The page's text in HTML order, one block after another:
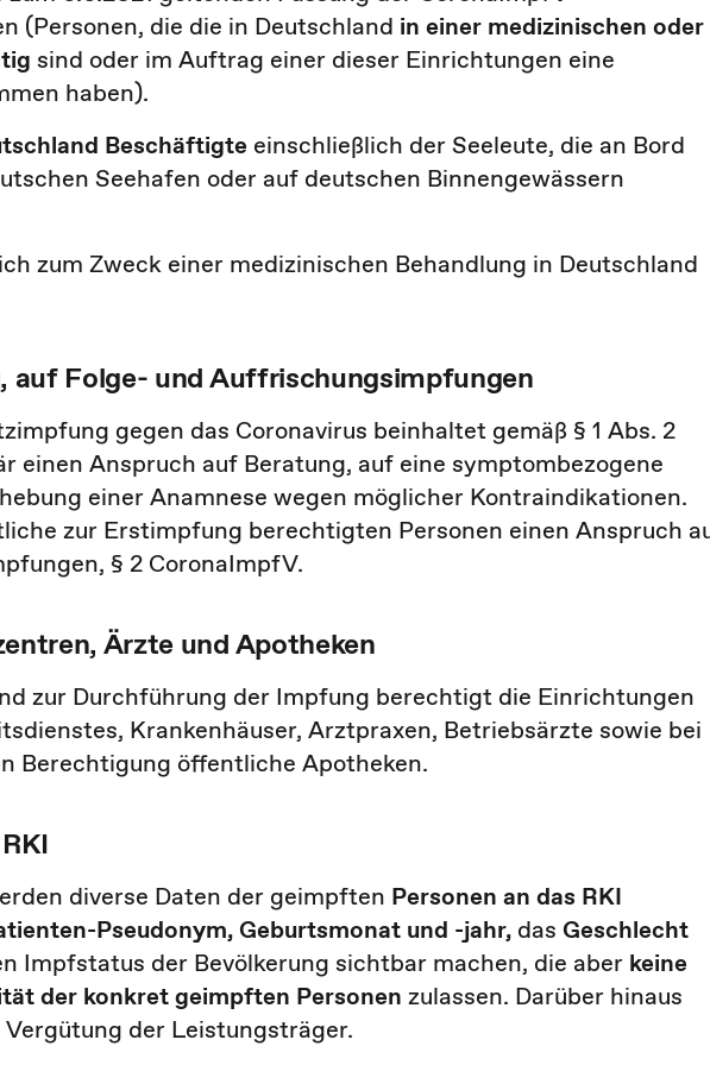
(Personen, die die in Deutschland in einer medizinischen oder
sind oder im Auftrag einer dieser Einrichtungen eine
haben).
Beschäftigte einschließlich der Seeleute, die an Bord
Seehafen oder auf deutschen Binnengewässern
zum Zweck einer medizinischen Behandlung in Deutschland
auf Folge- und Auffrischungsimpfungen
gegen das Coronavirus beinhaltet gemäß § 1 Abs. 2
einen Anspruch auf Beratung, auf eine symptombezogene
einer Anamnese wegen möglicher Kontraindikationen.
zur Erstimpfung berechtigten Personen einen Anspruch
§ 2 CoronaImpfV.
Ärzte und Apotheken
zur Durchführung der Impfung berechtigt die Einrichtungen
Krankenhäuser, Arztpraxen, Betriebsärzte sowie bei
Berechtigung öffentliche Apotheken.
diverse Daten der geimpften Personen an das RKI
Pseudonym, Geburtsmonat und -jahr, das Geschlecht
Impfstatus der Bevölkerung sichtbar machen, die aber keine
der konkret geimpften Personen zulassen. Darüber hinaus
der Leistungsträger.